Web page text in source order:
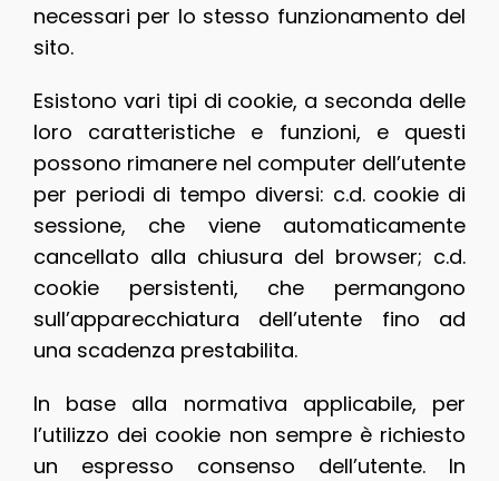
necessari per lo stesso funzionamento del
sito.
Esistono vari tipi di cookie, a seconda delle
loro caratteristiche e funzioni, e questi
possono rimanere nel computer dell’utente
per periodi di tempo diversi: c.d. cookie di
sessione, che viene automaticamente
cancellato alla chiusura del browser; c.d.
cookie persistenti, che permangono
sull’apparecchiatura dell’utente fino ad
una scadenza prestabilita.
In base alla normativa applicabile, per
l’utilizzo dei cookie non sempre è richiesto
un espresso consenso dell’utente. In